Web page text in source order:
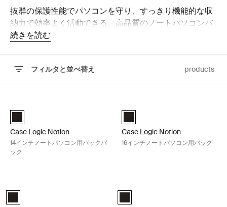
抜群の保護性能でパソコンを守り、すっきり機能的な収
納力で効率よく活動できる、高品質のノートパソコンバ
ッグ。
続きを読む
フィルタと並べ替え products
Case Logic Notion 14" Laptop Backpack 黒 (selected)
Case Logic Notion
14インチノートパソコン用バックパ
ック
Case Logic Notion 16" Laptop
Case Logic Notion
16インチノートパソコン用バッグ
Case Logic Notion 17.3" Laptop Backpack 黒 (selected)
Case Logic Notion 14" Laptop